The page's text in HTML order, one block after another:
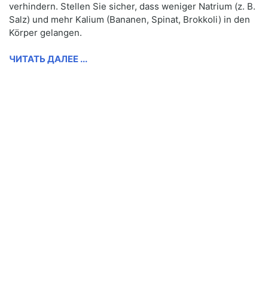
verhindern. Stellen Sie sicher, dass weniger Natrium (z. B.
Salz) und mehr Kalium (Bananen, Spinat, Brokkoli) in den
Körper gelangen.
ЧИТАТЬ ДАЛЕЕ ...